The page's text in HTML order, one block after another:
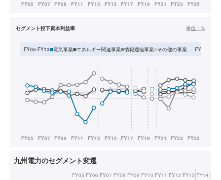
セグメント投下資本利益率 単位： %
FY05-FY13 電気事業 エネルギー関連事業 情報通信事業 その他の事業 FY14-FY17
九州電力のセグメント変遷
FY05 FY06 FY07 FY08 FY09 FY10 FY11 FY12 FY13 FY14